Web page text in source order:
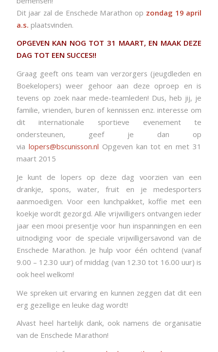
Dit jaar zal de Enschede Marathon op zondag 19 april
a.s. plaatsvinden.
OPGEVEN KAN NOG TOT 31 MAART, EN MAAK DEZE
DAG TOT EEN SUCCES!!
Graag geeft ons team van verzorgers (jeugdleden en
Boekelopers) weer gehoor aan deze oproep en is
tevens op zoek naar mede-teamleden! Dus, heb jij, je
familie, vrienden, buren of kennissen enz. interesse om
dit internationale sportieve evenement te
ondersteunen, geef je dan op
via lopers@bscunisson.nl Opgeven kan tot en met 31
maart 2015
Je kunt de lopers op deze dag voorzien van een
drankje, spons, water, fruit en je medesporters
aanmoedigen. Voor een lunchpakket, koffie met een
koekje wordt gezorgd. Alle vrijwilligers ontvangen ieder
jaar een mooi presentje voor hun inspanningen en een
uitnodiging voor de speciale vrijwilligersavond van de
Enschede Marathon. Je hulp voor één ochtend (vanaf
9.00 – 12.30 uur) of middag (van 12.30 tot 16.00 uur) is
ook heel welkom!
We spreken uit ervaring en kunnen zeggen dat dit een
erg gezellige en leuke dag wordt!
Alvast heel hartelijk dank, ook namens de organisatie
van de Enschede Marathon!